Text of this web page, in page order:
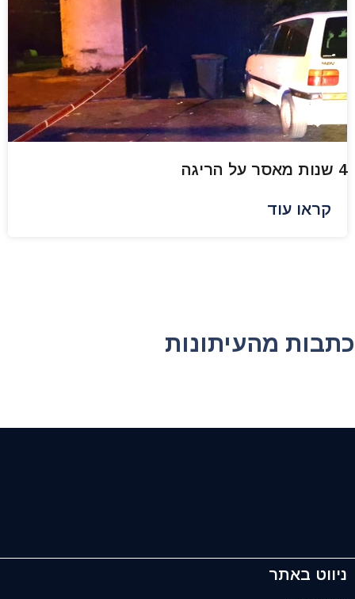
4 שנות מאסר על הריגה
קראו עוד
כתבות מהעיתונות
ניווט באתר